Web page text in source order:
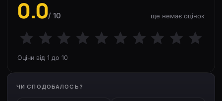
0.0/ 10 ще немає оцінок
Оціни від 1 до 10
ЧИ СПОДОБАЛОСЬ?